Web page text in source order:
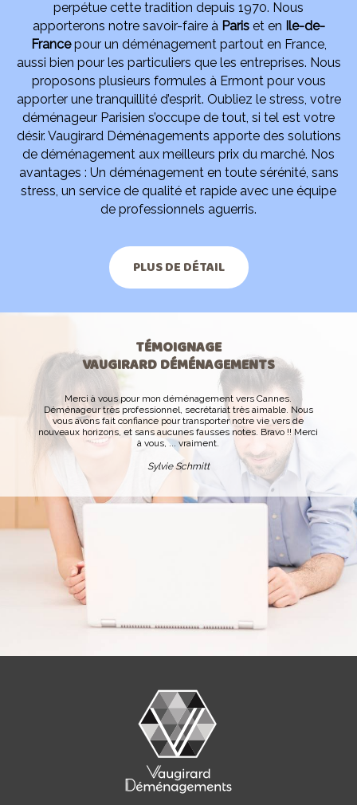
perpétue cette tradition depuis 1970. Nous
apporterons notre savoir-faire à Pariset en Ile-de-
Francepour un déménagement partout en France,
aussi bien pour les particuliers que les entreprises. Nous
proposons plusieurs formules à Ermont pour vous
apporter une tranquillité d’esprit. Oubliez le stress, votre
déménageur Parisien s’occupe de tout, si tel est votre
désir. Vaugirard Déménagements apporte des solutions
de déménagement aux meilleurs prix du marché. Nos
avantages : Un déménagement en toute sérénité, sans
stress, un service de qualité et rapide avec une équipe
de professionnels aguerris.
PLUS DE DÉTAIL
TÉMOIGNAGE
VAUGIRARD DÉMÉNAGEMENTS
Merci à vous pour mon déménagement vers Cannes.
Déménageur très professionnel, secrétariat très aimable. Nous
vous avons fait confiance pour transporter notre vie vers de
nouveaux horizons, et sans aucunes fausses notes. Bravo !! Merci
à vous, ... vraiment.
Sylvie Schmitt